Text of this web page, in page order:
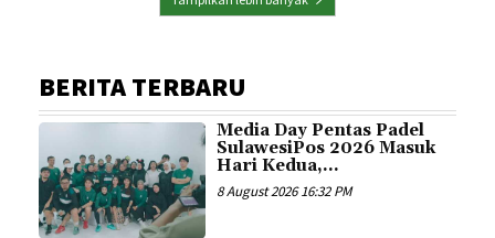
BERITA TERBARU
Media Day Pentas Padel
SulawesiPos 2026 Masuk
Hari Kedua,...
8 August 2026 16:32 PM